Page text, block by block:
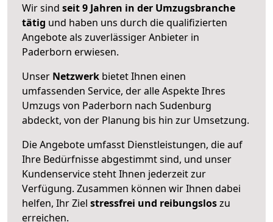
Wir sind seit 9 Jahren in der Umzugsbranche
tätig und haben uns durch die qualifizierten
Angebote als zuverlässiger Anbieter in
Paderborn erwiesen.
Unser Netzwerk bietet Ihnen einen
umfassenden Service, der alle Aspekte Ihres
Umzugs von Paderborn nach Sudenburg
abdeckt, von der Planung bis hin zur Umsetzung.
Die Angebote umfasst Dienstleistungen, die auf
Ihre Bedürfnisse abgestimmt sind, und unser
Kundenservice steht Ihnen jederzeit zur
Verfügung. Zusammen können wir Ihnen dabei
helfen, Ihr Ziel stressfrei und reibungsloszu
erreichen.